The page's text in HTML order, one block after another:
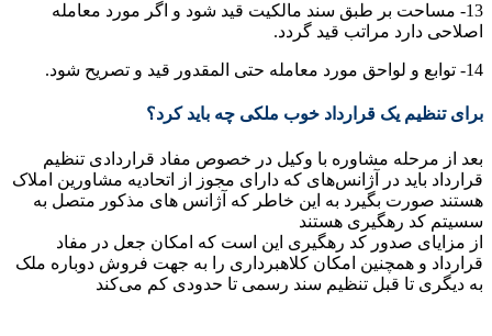
13- مساحت بر طبق سند مالکیت قید شود و اگر مورد معامله
اصلاحی دارد مراتب قید گردد.
14- توابع و لواحق مورد معامله حتی المقدور قید و تصریح شود.
برای تنظیم یک قرارداد خوب ملکی چه باید کرد؟
بعد از مرحله مشاوره با وکیل در خصوص مفاد قراردادی تنظیم
قرارداد باید در آژانس‌های که دارای مجوز از اتحادیه مشاورین املاک
هستند صورت بگیرد به این خاطر که آژانس های مذکور متصل به
سسیتم کد رهگیری هستند
از مزایای صدور کد رهگیری این است که امکان جعل در مفاد
قرارداد و همچنین امکان کلاهبرداری را به جهت فروش دوباره ملک
به دیگری تا قبل تنظیم سند رسمی تا حدودی کم می‌کند